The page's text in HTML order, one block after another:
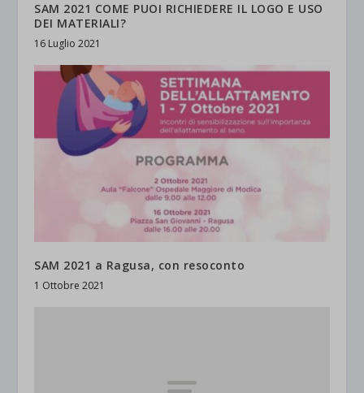
SAM 2021 COME PUOI RICHIEDERE IL LOGO E USO
DEI MATERIALI?
16 Luglio 2021
SAM 2021 a Ragusa, con resoconto
1 Ottobre 2021